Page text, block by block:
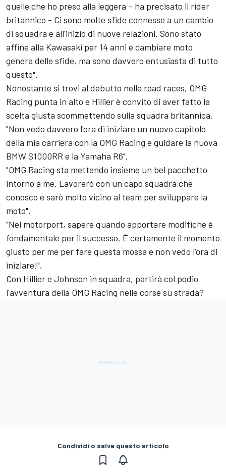
quelle che ho preso alla leggera – ha precisato il rider
britannico - Ci sono molte sfide connesse a un cambio
di squadra e all'inizio di nuove relazioni. Sono stato
affine alla Kawasaki per 14 anni e cambiare moto
genera delle sfide, ma sono davvero entusiasta di tutto
questo".
Nonostante si trovi al debutto nelle road races, OMG
Racing punta in alto e Hillier è convito di aver fatto la
scelta giusta scommettendo sulla squadra britannica.
"Non vedo davvero l'ora di iniziare un nuovo capitolo
della mia carriera con la OMG Racing e guidare la nuova
BMW S1000RR e la Yamaha R6".
"OMG Racing sta mettendo insieme un bel pacchetto
intorno a me. Lavorerò con un capo squadra che
conosco e sarò molto vicino al team per sviluppare la
moto".
“Nel motorport, sapere quando apportare modifiche è
fondamentale per il successo. È certamente il momento
giusto per me per fare questa mossa e non vedo l'ora di
iniziare!".
Con Hillier e Johnson in squadra, partirà col podio
l'avventura della OMG Racing nelle corse su strada?
Condividi o salva questo articolo